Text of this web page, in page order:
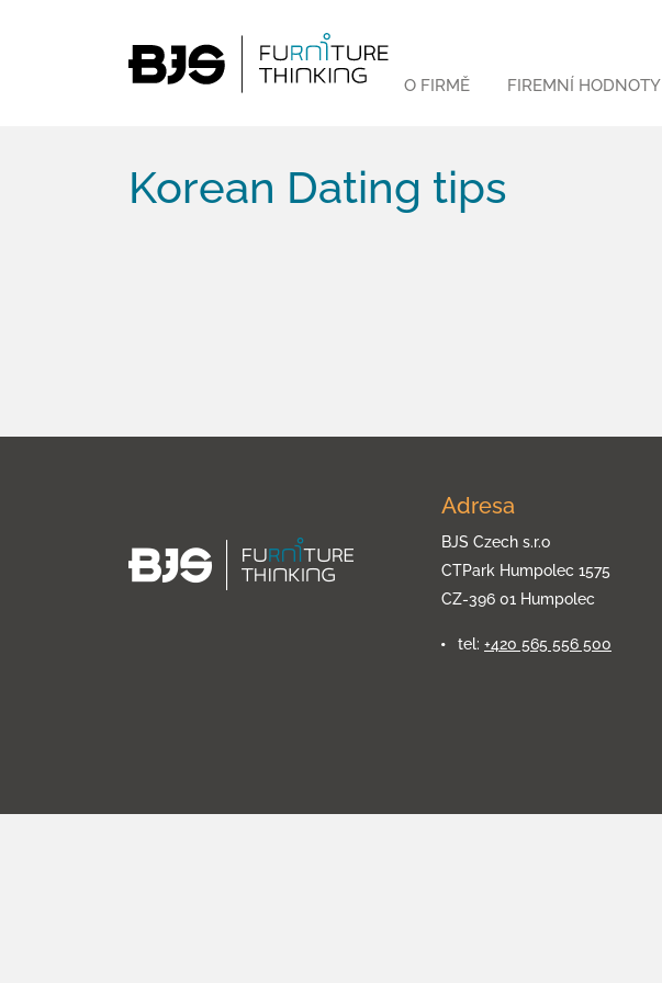
O FIRMĚ FIREMNÍ HODNOTY
Korean Dating tips
Adresa
BJS Czech s.r.o
CTPark Humpolec 1575
CZ-396 01 Humpolec
tel: +420 565 556 500